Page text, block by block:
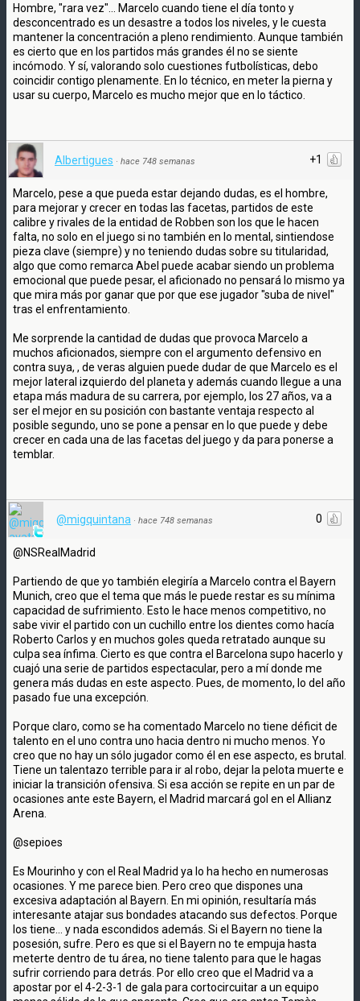
Hombre, "rara vez"... Marcelo cuando tiene el día tonto y
desconcentrado es un desastre a todos los niveles, y le cuesta
mantener la concentración a pleno rendimiento. Aunque también
es cierto que en los partidos más grandes él no se siente
incómodo. Y sí, valorando solo cuestiones futbolísticas, debo
coincidir contigo plenamente. En lo técnico, en meter la pierna y
usar su cuerpo, Marcelo es mucho mejor que en lo táctico.
+1
Albertigues · hace 748 semanas
Marcelo, pese a que pueda estar dejando dudas, es el hombre,
para mejorar y crecer en todas las facetas, partidos de este
calibre y rivales de la entidad de Robben son los que le hacen
falta, no solo en el juego si no también en lo mental, sintiendose
pieza clave (siempre) y no teniendo dudas sobre su titularidad,
algo que como remarca Abel puede acabar siendo un problema
emocional que puede pesar, el aficionado no pensará lo mismo ya
que mira más por ganar que por que ese jugador "suba de nivel"
tras el enfrentamiento.
Me sorprende la cantidad de dudas que provoca Marcelo a
muchos aficionados, siempre con el argumento defensivo en
contra suya, , de veras alguien puede dudar de que Marcelo es el
mejor lateral izquierdo del planeta y además cuando llegue a una
etapa más madura de su carrera, por ejemplo, los 27 años, va a
ser el mejor en su posición con bastante ventaja respecto al
posible segundo, uno se pone a pensar en lo que puede y debe
crecer en cada una de las facetas del juego y da para ponerse a
temblar.
0
@migquintana · hace 748 semanas
@NSRealMadrid
Partiendo de que yo también elegiría a Marcelo contra el Bayern
Munich, creo que el tema que más le puede restar es su mínima
capacidad de sufrimiento. Esto le hace menos competitivo, no
sabe vivir el partido con un cuchillo entre los dientes como hacía
Roberto Carlos y en muchos goles queda retratado aunque su
culpa sea ínfima. Cierto es que contra el Barcelona supo hacerlo y
cuajó una serie de partidos espectacular, pero a mí donde me
genera más dudas en este aspecto. Pues, de momento, lo del año
pasado fue una excepción.
Porque claro, como se ha comentado Marcelo no tiene déficit de
talento en el uno contra uno hacia dentro ni mucho menos. Yo
creo que no hay un sólo jugador como él en ese aspecto, es brutal.
Tiene un talentazo terrible para ir al robo, dejar la pelota muerte e
iniciar la transición ofensiva. Si esa acción se repite en un par de
ocasiones ante este Bayern, el Madrid marcará gol en el Allianz
Arena.
@sepioes
Es Mourinho y con el Real Madrid ya lo ha hecho en numerosas
ocasiones. Y me parece bien. Pero creo que dispones una
excesiva adaptación al Bayern. En mi opinión, resultaría más
interesante atajar sus bondades atacando sus defectos. Porque
los tiene... y nada escondidos además. Si el Bayern no tiene la
posesión, sufre. Pero es que si el Bayern no te empuja hasta
meterte dentro de tu área, no tiene talento para que le hagas
sufrir corriendo para detrás. Por ello creo que el Madrid va a
apostar por el 4-2-3-1 de gala para cortocircuitar a un equipo